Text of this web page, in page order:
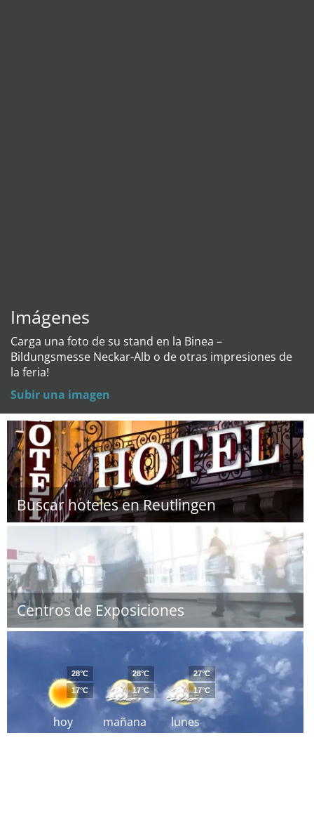
Imágenes
Carga una foto de su stand en la Binea –
Bildungsmesse Neckar-Alb o de otras impresiones de
la feria!
Subir una imagen
Buscar hoteles en Reutlingen
Centros de Exposiciones
hoy
28°C
17°C
mañana
28°C
17°C
lunes
27°C
17°C